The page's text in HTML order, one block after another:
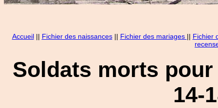
Accueil|| Fichier des naissances|| Fichier des mariages || Fichier
Soldats morts pour
14-